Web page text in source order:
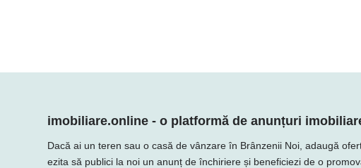
imobiliare.online - o platformă de anunțuri
Dacă ai un teren sau o casă de vânzare în Brânzenii Noi, adaugă
ezita să publici la noi un anunț de închiriere și beneficiezi de o